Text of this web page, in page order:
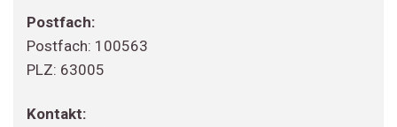
Postfach:
Postfach: 100563
PLZ: 63005
Kontakt: